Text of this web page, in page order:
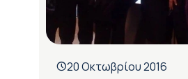
20 Οκτωβρίου 2016